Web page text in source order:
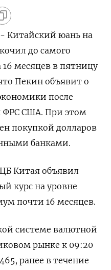
Китайский юань на
до самого
16 месяцев в пятницу
Пекин объявит о
после
ФРС США. При этом
покупкой долларов
банками.
Китая объявил
курс на уровне
почти 16 месяцев.
системе валютной
рынке к 09:20
ранее в течение